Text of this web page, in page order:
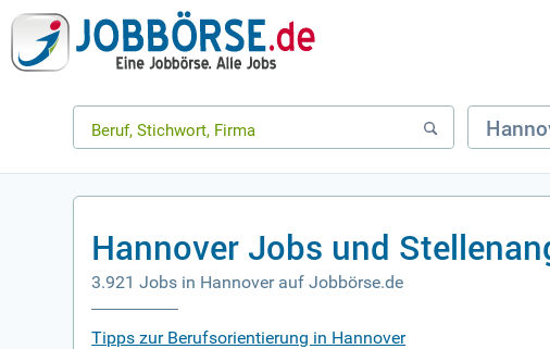
Hannover Jobs und
3.921 Jobs in Hannover auf Jobbörse.de
Tipps zur Berufsorientierung in Hannover